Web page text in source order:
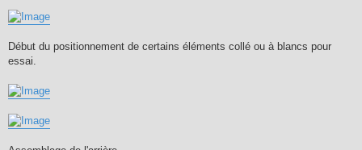
Début du positionnement de certains éléments collé ou à blancs pour
essai.